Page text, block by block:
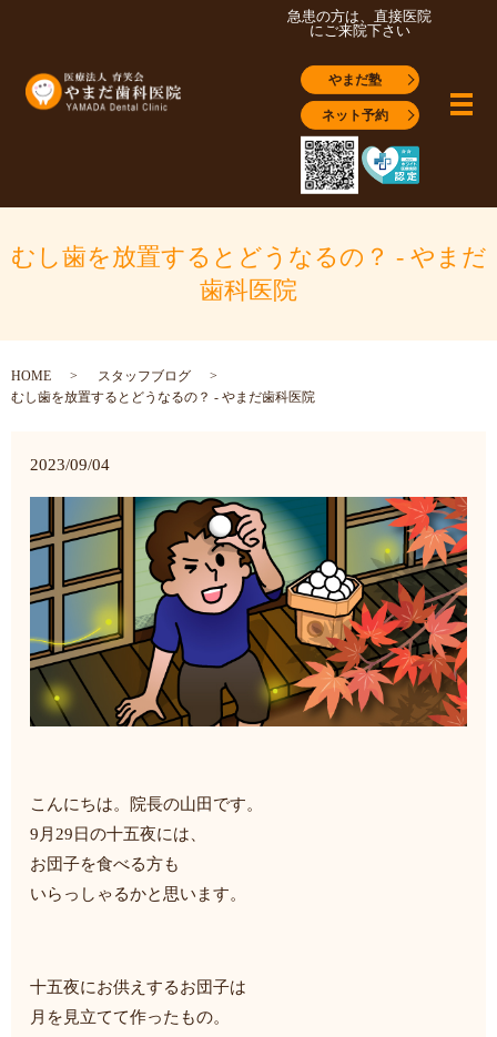
急患の方は、直接医院
にご来院下さい
やまだ塾
ネット予約 メ
むし歯を放置するとどうなるの？ - やまだ
歯科医院
HOME
スタッフブログ
むし歯を放置するとどうなるの？ - やまだ歯科医院
2023/09/04
こんにちは。院長の山田です。
9月29日の十五夜には、
お団子を食べる方も
いらっしゃるかと思います。
十五夜にお供えするお団子は
月を見立てて作ったもの。